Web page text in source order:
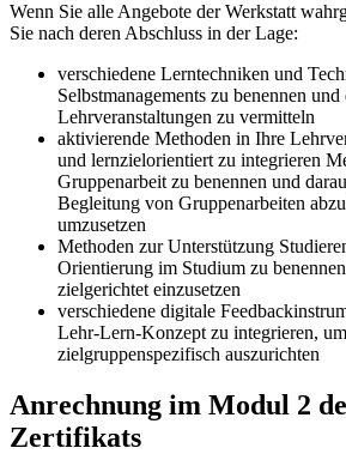
Wenn Sie alle Angebote der Werkstatt
Sie nach deren Abschluss in der Lage:
verschiedene Lerntechniken und
Selbstmanagements zu benennen
Lehrveranstaltungen zu vermitteln
aktivierende Methoden in Ihre
und lernzielorientiert zu integrieren
Gruppenarbeit zu benennen und
Begleitung von Gruppenarbeiten
umzusetzen
Methoden zur Unterstützung
Orientierung im Studium zu
zielgerichtet einzusetzen
verschiedene digitale
Lehr-Lern-Konzept zu integrieren,
zielgruppenspezifisch auszurichten
Anrechnung im Modul 2
Zertifikats